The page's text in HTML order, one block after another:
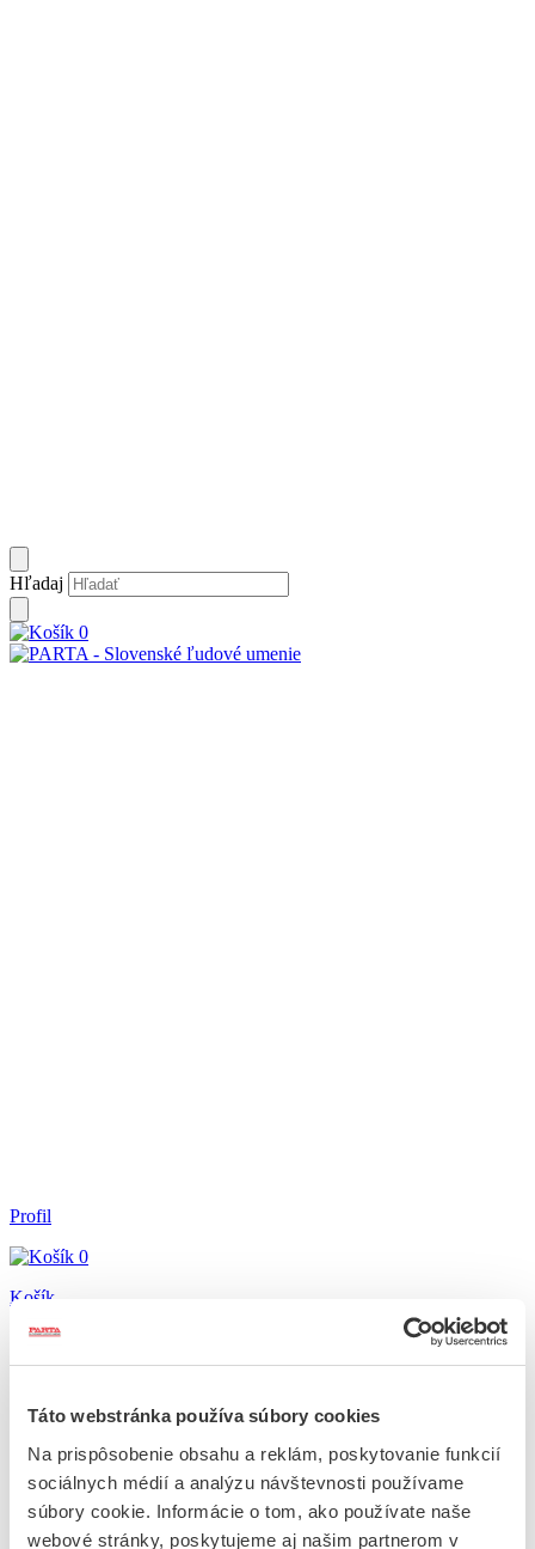
Táto webstránka používa súbory cookies
Na prispôsobenie obsahu a reklám, poskytovanie funkcií
sociálnych médií a analýzu návštevnosti používame
súbory cookie. Informácie o tom, ako používate naše
webové stránky, poskytujeme aj našim partnerom v
Hľadaj
0
Profil
0
Košík
E-shop
Výpredaj
Výroba krojov
Galéria
O nás
Blog
Kontakt